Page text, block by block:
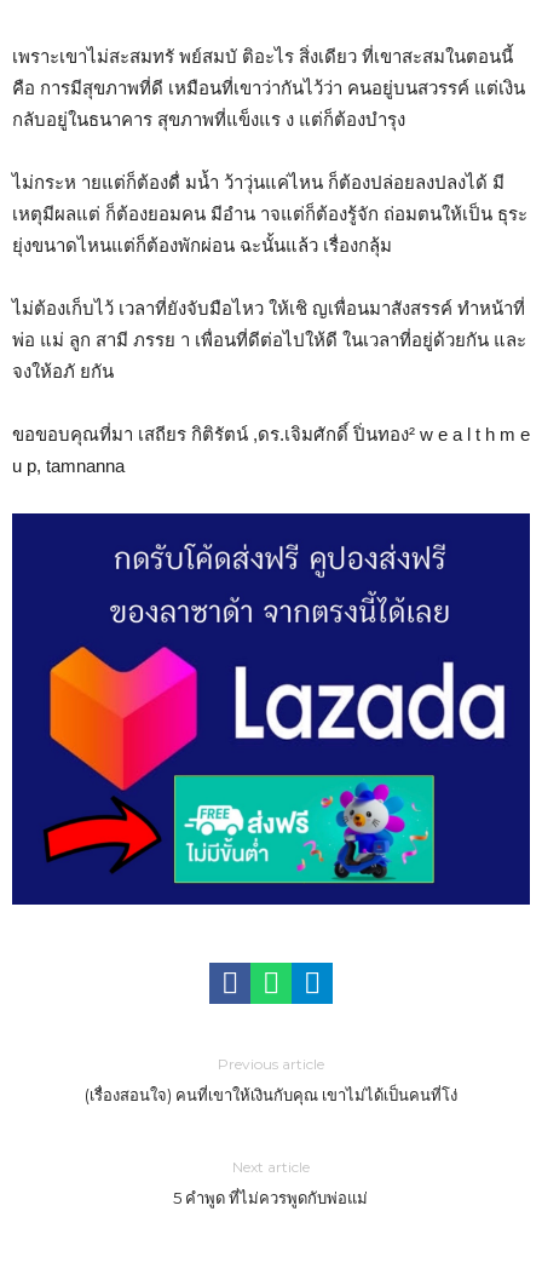
เพราะเขาไม่สะสมทรั พย์สมบั ติอะไร สิ่งเดียว ที่เขาสะสมในตอนนี้
คือ การมีสุขภาพที่ดี เหมือนที่เขาว่ากันไว้ว่า คนอยู่บนสวรรค์ แต่เงิน
กลับอยู่ในธนาคาร สุขภาพที่แข็งแร ง แต่ก็ต้องบำรุง
ไม่กระห ายแต่ก็ต้องดื่ มน้ำ ว้าวุ่นแค่ไหน ก็ต้องปล่อยลงปลงได้ มี
เหตุมีผลแต่ ก็ต้องยอมคน มีอำน าจแต่ก็ต้องรู้จัก ถ่อมตนให้เป็น ธุระ
ยุ่งขนาดไหนแต่ก็ต้องพักผ่อน ฉะนั้นแล้ว เรื่องกลุ้ม
ไม่ต้องเก็บไว้ เวลาที่ยังจับมือไหว ให้เชิ ญเพื่อนมาสังสรรค์ ทำหน้าที่
พ่อ แม่ ลูก สามี ภรรย า เพื่อนที่ดีต่อไปให้ดี ในเวลาที่อยู่ด้วยกัน และ
จงให้อภั ยกัน
ขอขอบคุณที่มา เสถียร กิติรัตน์ ,ดร.เจิมศักดิ์ ปิ่นทอง² w e a l t h m e
u p, tamnanna
Previous article
(เรื่องสอนใจ) คนที่เขาให้เงินกับคุณ เขาไม่ได้เป็นคนที่โง่
Next article
5 คำพูด ที่ไม่ควรพูดกับพ่อแม่